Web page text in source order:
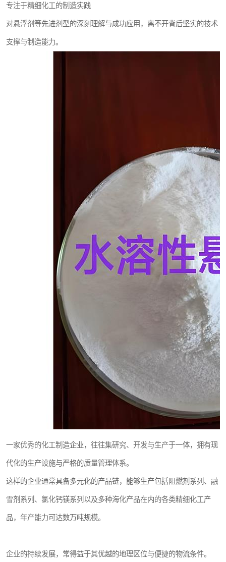
专注于精细化工的制造实践
对悬浮剂等先进剂型的深刻理解与成功应用，离不开背后坚实的技术
支撑与制造能力。
一家优秀的化工制造企业，往往集研究、开发与生产于一体，拥有现
代化的生产设施与严格的质量管理体系。
这样的企业通常具备多元化的产品链，能够生产包括阻燃剂系列、融
雪剂系列、氯化钙镁系列以及多种海化产品在内的各类精细化工产
品，年产能力可达数万吨规模。
企业的持续发展，常得益于其优越的地理区位与便捷的物流条件。